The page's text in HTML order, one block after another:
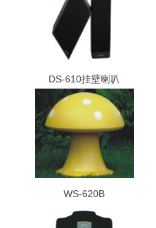
DS-610挂壁喇叭
WS-620B